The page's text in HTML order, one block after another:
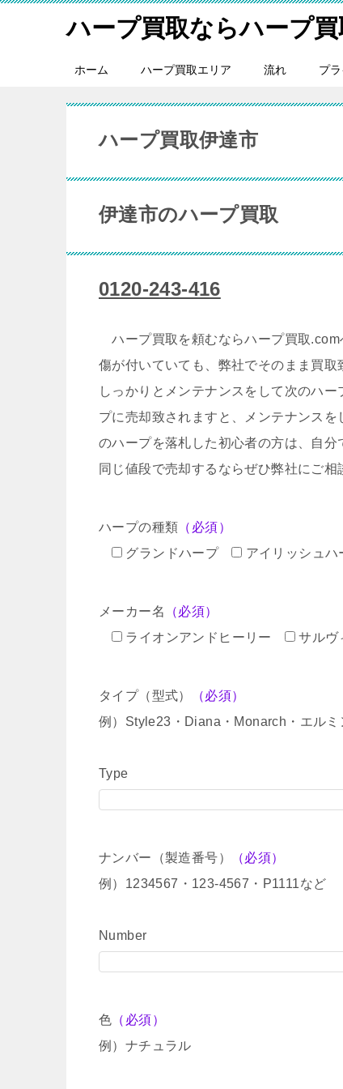
ハープ買取ならハープ
ホーム ハープ買取エリア 流れ プ
ハープ買取伊達市
伊達市のハープ買取
0120-243-416
ハープ買取を頼むならハープ買取.com
傷が付いていても、弊社でそのまま買取
しっかりとメンテナンスをして次のハ
プに売却致されますと、メンテナンス
のハープを落札した初心者の方は、自分
同じ値段で売却するならぜひ弊社にご相
ハープの種類 （必須）
グランドハープ
アイリッシュハ
メーカー名
（必須）
ライオンアンドヒーリー
サルヴ
タイプ（型式）
（必須）
例）Style23・Diana・Monarch・エルミ
Type
ナンバー（製造番号）
（必須）
例）1234567・123-4567・P1111など
Number
色 （必須）
例）ナチュラル